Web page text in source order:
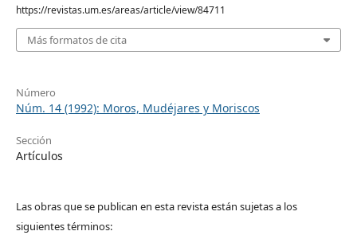
https://revistas.um.es/areas/article/view/84711
Más formatos de cita
Número
Núm. 14 (1992): Moros, Mudéjares y Moriscos
Sección
Artículos
Las obras que se publican en esta revista están sujetas a los
siguientes términos: